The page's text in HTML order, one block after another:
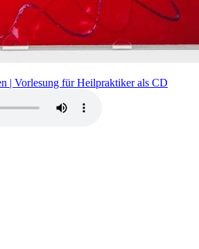
| Vorlesung für Heilpraktiker als CD